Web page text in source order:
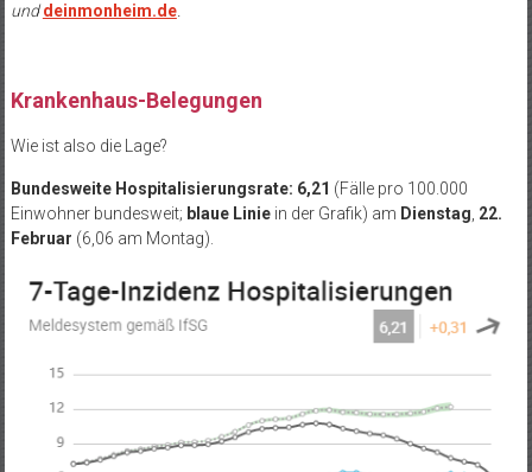
unddeinmonheim.de.
Krankenhaus-Belegungen
Wie ist also die Lage?
Bundesweite Hospitalisierungsrate: 6,21 (Fälle pro 100.000
Einwohner bundesweit; blaue Liniein der Grafik) am Dienstag 22.
Februar (6,06 am Montag).